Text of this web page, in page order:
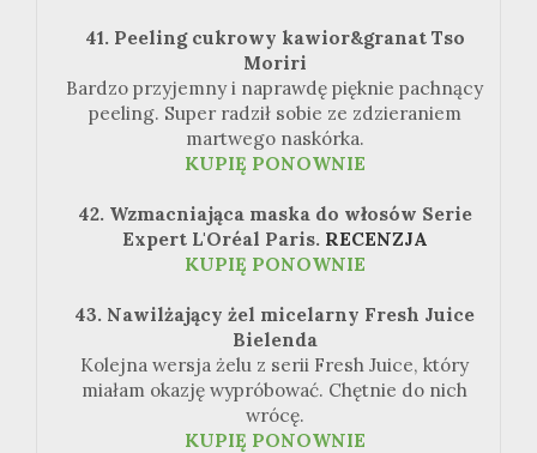
41. Peeling cukrowy kawior&granat Tso
Moriri
Bardzo przyjemny i naprawdę pięknie pachnący
peeling. Super radził sobie ze zdzieraniem
martwego naskórka.
KUPIĘ PONOWNIE
42. Wzmacniająca maska do włosów Serie
Expert L'Oréal Paris. RECENZJA
KUPIĘ PONOWNIE
43. Nawilżający żel micelarny Fresh Juice
Bielenda
Kolejna wersja żelu z serii Fresh Juice, który
miałam okazję wypróbować. Chętnie do nich
wrócę.
KUPIĘ PONOWNIE